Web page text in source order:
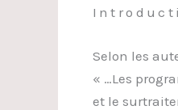
Selon les
« …Les
et le